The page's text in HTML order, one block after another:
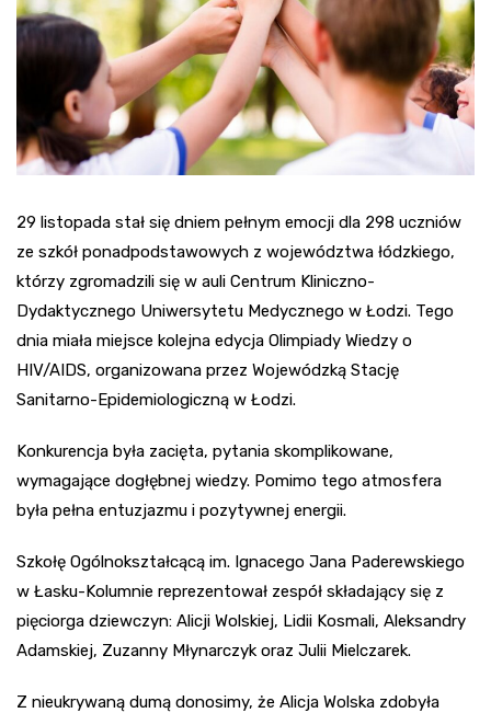
29 listopada stał się dniem pełnym emocji dla 298 uczniów
ze szkół ponadpodstawowych z województwa łódzkiego,
którzy zgromadzili się w auli Centrum Kliniczno-
Dydaktycznego Uniwersytetu Medycznego w Łodzi. Tego
dnia miała miejsce kolejna edycja Olimpiady Wiedzy o
HIV/AIDS, organizowana przez Wojewódzką Stację
Sanitarno-Epidemiologiczną w Łodzi.
Konkurencja była zacięta, pytania skomplikowane,
wymagające dogłębnej wiedzy. Pomimo tego atmosfera
była pełna entuzjazmu i pozytywnej energii.
Szkołę Ogólnokształcącą im. Ignacego Jana Paderewskiego
w Łasku-Kolumnie reprezentował zespół składający się z
pięciorga dziewczyn: Alicji Wolskiej, Lidii Kosmali, Aleksandry
Adamskiej, Zuzanny Młynarczyk oraz Julii Mielczarek.
Z nieukrywaną dumą donosimy, że Alicja Wolska zdobyła